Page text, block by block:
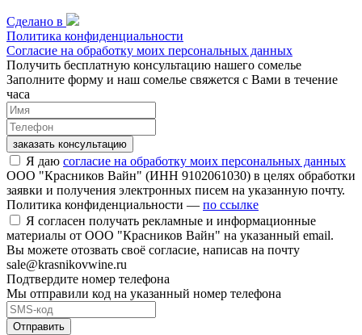
Сделано в
Политика конфиденциальности
Согласие на обработку моих персональных данных
Получить бесплатную консультацию нашего сомелье
Заполните форму и наш сомелье свяжется с Вами в течение
часа
заказать консультацию
Я даю согласие на обработку моих персональных данных
ООО "Красников Вайн" (ИНН 9102061030) в целях обработки
заявки и получения электронных писем на указанную почту.
Политика конфиденциальности — по ссылке
Я согласен получать рекламные и информационные
материалы от ООО "Красников Вайн" на указанный email.
Вы можете отозвать своё согласие, написав на почту
sale@krasnikovwine.ru
Подтвердите номер телефона
Мы отправили код на указанный номер телефона
Отправить